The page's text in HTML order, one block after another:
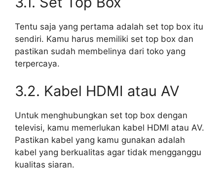
Tentu saja yang pertama adalah set top box itu
sendiri. Kamu harus memiliki set top box dan
pastikan sudah membelinya dari toko yang
terpercaya.
3.2. Kabel HDMI atau AV
Untuk menghubungkan set top box dengan
televisi, kamu memerlukan kabel HDMI atau AV.
Pastikan kabel yang kamu gunakan adalah
kabel yang berkualitas agar tidak mengganggu
kualitas siaran.